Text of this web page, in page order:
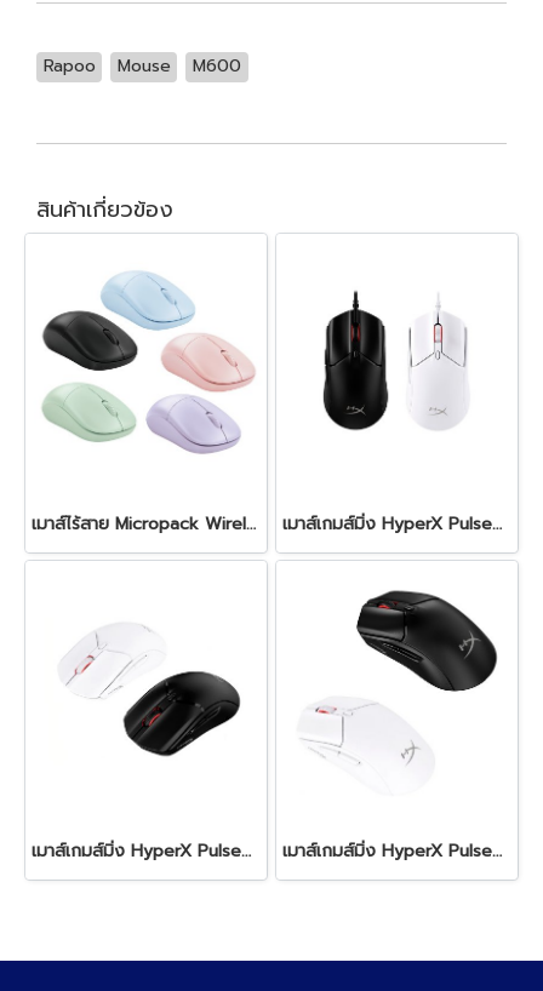
Rapoo Mouse M600
สินค้าเกี่ยวข้อง
เมาส์ไร้สาย Micropack Wireless Mouse MP-712W เมาส์เกมส์มิ่ง HyperX Pulsefire Haste 2 Gaming Mouse (USB)
เมาส์เกมส์มิ่ง HyperX Pulsefire Haste 2 Wireless Mouse เมาส์เกมส์มิ่ง HyperX Pulsefire Haste 2 Core Wireless